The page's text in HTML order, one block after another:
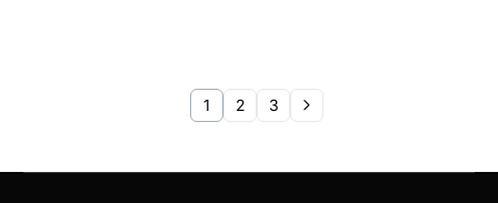
1 2 3